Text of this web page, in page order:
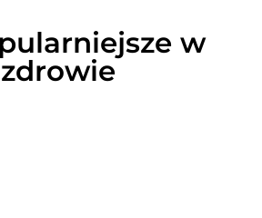
w
zdrowie